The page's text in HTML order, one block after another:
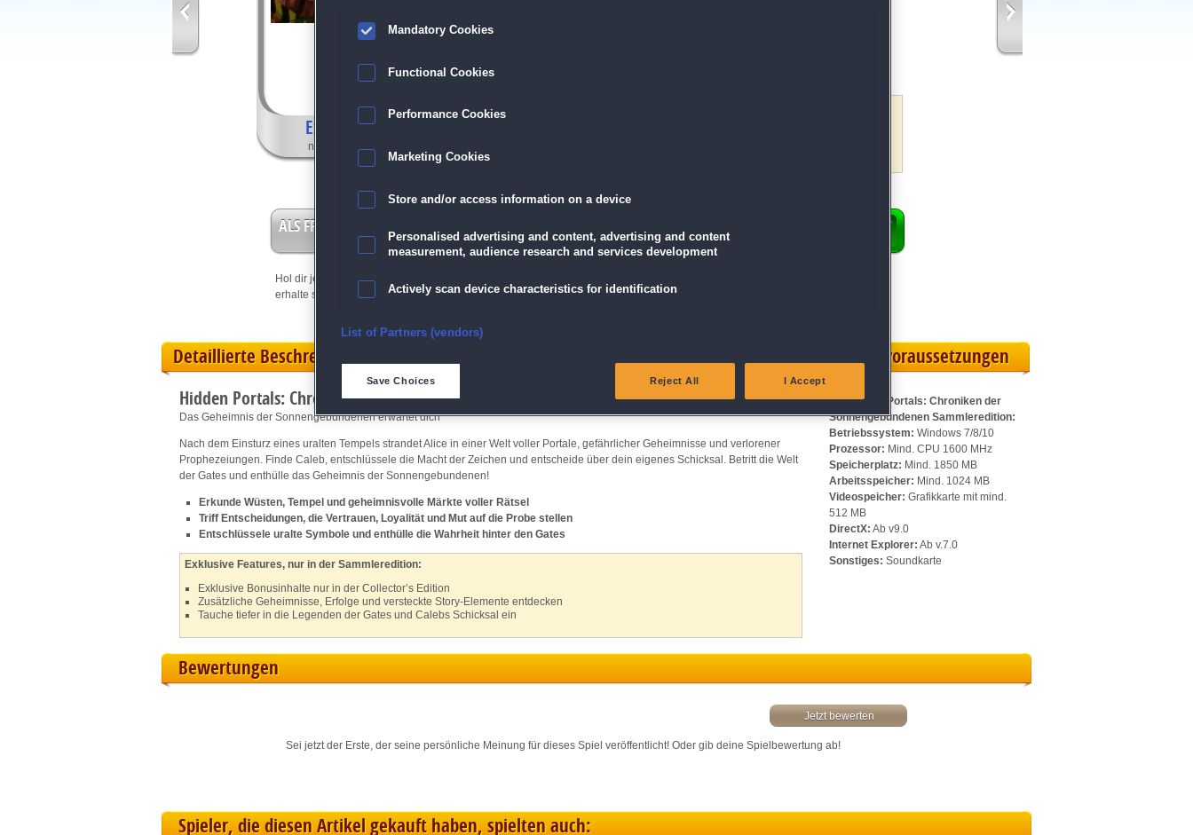
Exklusive Features,
nur in der Sammleredition
ALS FREISPIEL EINLÖSEN
Hol dir jetzt deineVorteilskarte
erhalte sofort bis zu 15 Freispiele!
GRATIS DOWNLOADEN
teste es 60 Minuten lang kostenlos!
Detaillierte Beschreibung
Hidden Portals: Chroniken der Sonnengebundenen Sammleredition
Das Geheimnis der Sonnengebundenen erwartet dich
Nach dem Einsturz eines uralten Tempels strandet Alice in einer Welt voller Portale, gefährlicher Geheimnisse und verlorener
Prophezeiungen. Finde Caleb, entschlüssele die Macht der Zeichen und entscheide über dein eigenes Schicksal. Betritt die Welt
der Gates und enthülle das Geheimnis der Sonnengebundenen!
Erkunde Wüsten, Tempel und geheimnisvolle Märkte voller Rätsel
Triff Entscheidungen, die Vertrauen, Loyalität und Mut auf die Probe stellen
Entschlüssele uralte Symbole und enthülle die Wahrheit hinter den Gates
Exklusive Features, nur in der Sammleredition:
Exklusive Bonusinhalte nur in der Collector’s Edition
Zusätzliche Geheimnisse, Erfolge und versteckte Story-Elemente entdecken
Tauche tiefer in die Legenden der Gates und Calebs Schicksal ein
Systemvoraussetzungen
Für Hidden Portals: Chroniken der
Sonnengebundenen Sammleredition:
Betriebssystem: Windows 7/8/10
Prozessor: Mind. CPU 1600 MHz
Speicherplatz: Mind. 1850 MB
Arbeitsspeicher: Mind. 1024 MB
Videospeicher: Grafikkarte mit mind.
512 MB
DirectX: Ab v9.0
Internet Explorer: Ab v.7.0
Sonstiges: Soundkarte
Bewertungen
Jetzt bewerten
Sei jetzt der Erste, der seine persönliche Meinung für dieses Spiel veröffentlicht! Oder gib deine Spielbewertung ab!
Spieler, die diesen Artikel gekauft haben, spielten auch:
Mandatory Cookies
Functional Cookies
Performance Cookies
Marketing Cookies
Store and/or access information on a device
Personalised advertising and content, advertising and content
measurement, audience research and services development
Actively scan device characteristics for identification
Ensure security, prevent and detect fraud, and fix errors
Match and combine data from other data sources
Link different devices
Identify devices based on information transmitted automatically
Show Purposes
List of Partners (vendors)
Save Choices Reject All I Accept